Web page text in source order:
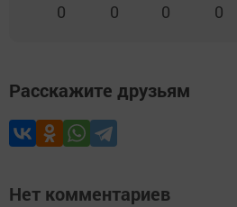
0 0 0 0
Расскажите друзьям
Нет комментариев